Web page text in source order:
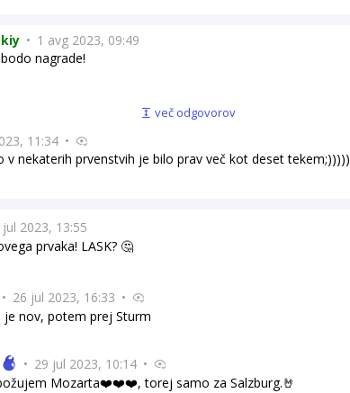
• 1 avg 2023, 09:49
nagrade!
več odgovorov
11:34 •
v nekaterih prvenstvih je bilo prav več kot deset tekem;)))))
jul 2023, 13:55
prvaka! LASK? 🤔
• 26 jul 2023, 16:33 •
je nov, potem prej Sturm
• 29 jul 2023, 10:14 •
Mozarta❤️❤️❤️, torej samo za Salzburg.🤘